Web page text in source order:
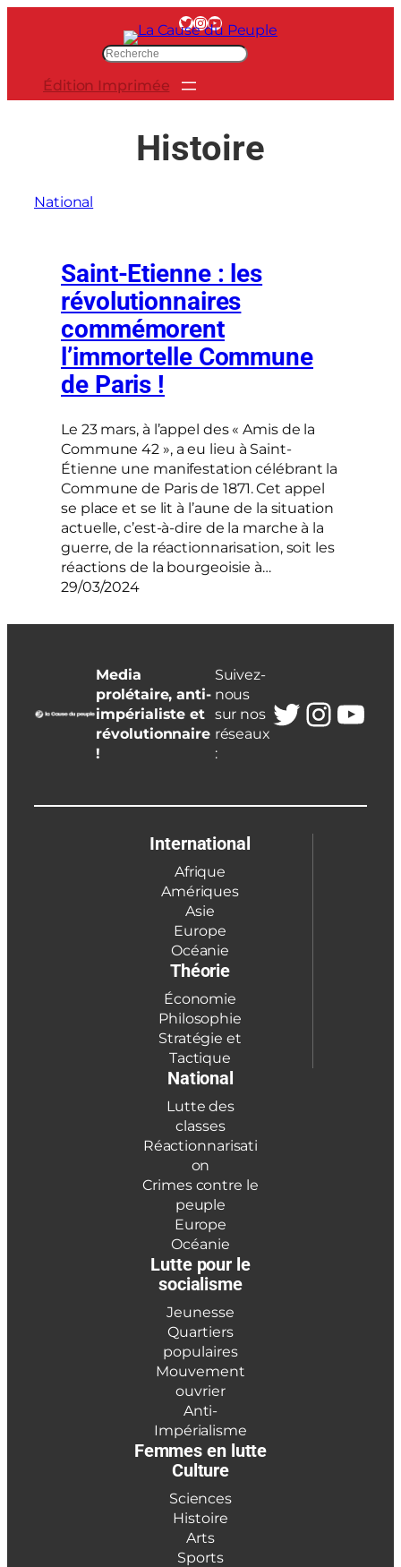
Twitter InstagramYouTube
e
Édition Imprimée
Histoire
National
Saint-Etienne : les
révolutionnaires
commémorent
l’immortelle Commune
de Paris !
Le 23 mars, à l’appel des « Amis de la
Commune 42 », a eu lieu à Saint-
Étienne une manifestation célébrant la
Commune de Paris de 1871. Cet appel
se place et se lit à l’aune de la situation
actuelle, c’est-à-dire de la marche à la
guerre, de la réactionnarisation, soit les
réactions de la bourgeoisie à…
29/03/2024
Media
prolétaire, anti-
impérialiste et
révolutionnaire
!
Suivez-
nous
sur nos
réseaux
:
Twitter
International
Afrique
Amériques
Asie
Europe
Océanie
Théorie
Économie
Philosophie
Stratégie et
Tactique
National
Lutte des
classes
Réactionnarisati
on
Crimes contre le
peuple
Europe
Océanie
Lutte pour le
socialisme
Jeunesse
Quartiers
populaires
Mouvement
ouvrier
Anti-
Impérialisme
Femmes en lutte
Culture
Sciences
Histoire
Arts
Sports